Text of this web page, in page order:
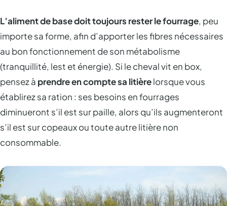
L’aliment de base doit toujours rester le fourrage, peu
importe sa forme, afin d’apporter les fibres nécessaires
au bon fonctionnement de son métabolisme
(tranquillité, lest et énergie). Si le cheval vit en box,
pensez à prendre en compte sa litièrelorsque vous
établirez sa ration : ses besoins en fourrages
diminueront s’il est sur paille, alors qu’ils augmenteront
s’il est sur copeaux ou toute autre litière non
consommable.